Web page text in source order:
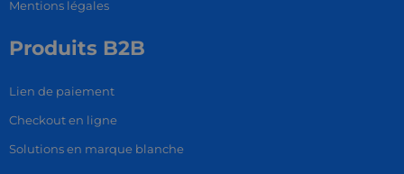
Mentions légales
Produits B2B
Lien de paiement
Checkout en ligne
Solutions en marque blanche